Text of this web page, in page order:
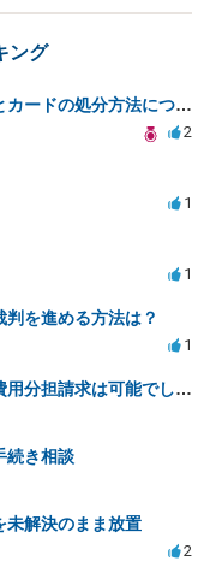
ング
離婚後の元配偶者名義の銀行通帳とカードの処分方法について
2
1
1
を進める方法は？
1
相手が退職している状態で、婚姻費用分担請求は可能でしょうか？
続き相談
未解決のまま放置
2